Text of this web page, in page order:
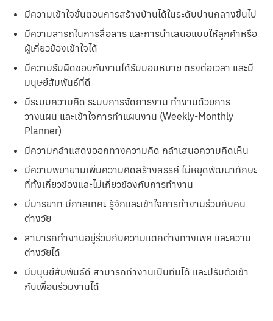
มีความเข้าใจขั้นตอนการสร้างบ้านได้ในระดับปานกลางขึ้นไป
มีความสารถในการสื่อสาร และการนำเสนอแบบให้ลูกค้าหรือ
ผู้เกี่ยวข้องเข้าใจได้
มีความรับผิดชอบกับงานได้รับมอบหมาย ตรงต่อเวลา และมี
มนุษย์สัมพันธ์ที่ดี
มีระบบความคิด ระบบการจัดการงาน ทำงานด้วยการ
วางแผน และเข้าใจการทำแผนงาน (Weekly-Monthly
Planner)
มีความกล้าแสดงออกทางความคิด กล้าเสนอความคิดเห็น
มีความพยายามเพิ่มความคิดสร้างสรรค์ ไม่หยุดพัฒนาทักษะ
ที่ทั้งเกี่ยวข้องและไม่เกี่ยวข้องกับการทำงาน
มีมารยาท มีกาลเทศะ รู้จักและเข้าใจการทำงานร่วมกับคน
ต่างวัย
สามารถทำงานอยู่ร่วมกับความแตกต่างทางเพศ และความ
ต่างวัยได้
มีมนุษย์สัมพันธ์ดี สามารถทำงานเป็นทีมได้ และปรับตัวเข้า
กับเพื่อนร่วมงานได้